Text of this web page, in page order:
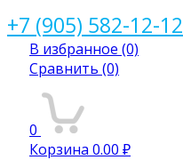
+7 (905) 582-12-12
В избранное (0)
Сравнить (0)
0
Корзина 0.00 ₽